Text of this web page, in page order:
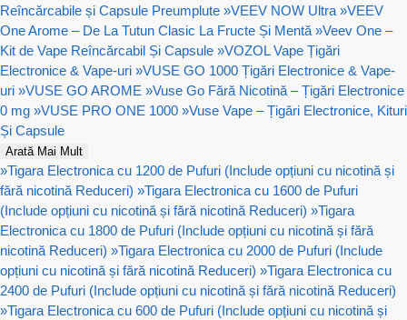
Reîncărcabile și Capsule Preumplute »VEEV NOW Ultra »VEEV
One Arome – De La Tutun Clasic La Fructe Și Mentă »Veev One –
Kit de Vape Reîncărcabil Și Capsule »VOZOL Vape Țigări
Electronice & Vape-uri »VUSE GO 1000 Țigări Electronice & Vape-
uri »VUSE GO AROME »Vuse Go Fără Nicotină – Țigări Electronice
0 mg »VUSE PRO ONE 1000 »Vuse Vape – Țigări Electronice, Kituri
Și Capsule
Arată Mai Mult
»Tigara Electronica cu 1200 de Pufuri (Include opțiuni cu nicotină și
fără nicotină Reduceri) »Tigara Electronica cu 1600 de Pufuri
(Include opțiuni cu nicotină și fără nicotină Reduceri) »Tigara
Electronica cu 1800 de Pufuri (Include opțiuni cu nicotină și fără
nicotină Reduceri) »Tigara Electronica cu 2000 de Pufuri (Include
opțiuni cu nicotină și fără nicotină Reduceri) »Tigara Electronica cu
2400 de Pufuri (Include opțiuni cu nicotină și fără nicotină Reduceri)
»Tigara Electronica cu 600 de Pufuri (Include opțiuni cu nicotină și